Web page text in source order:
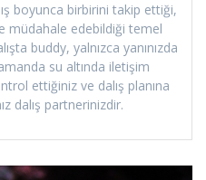
boyunca birbirini takip ettiği,
müdahale edebildiği temel
buddy, yalnızca yanınızda
su altında iletişim
ettiğiniz ve dalış planına
dalış partnerinizdir.